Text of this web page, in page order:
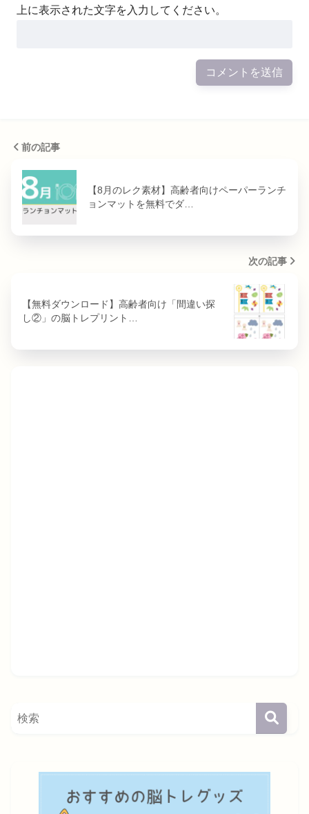
上に表示された文字を入力してください。
前の記事
【8月のレク素材】高齢者向けペーパーランチ
ョンマットを無料でダ…
次の記事
【無料ダウンロード】高齢者向け「間違い探
し②」の脳トレプリント…